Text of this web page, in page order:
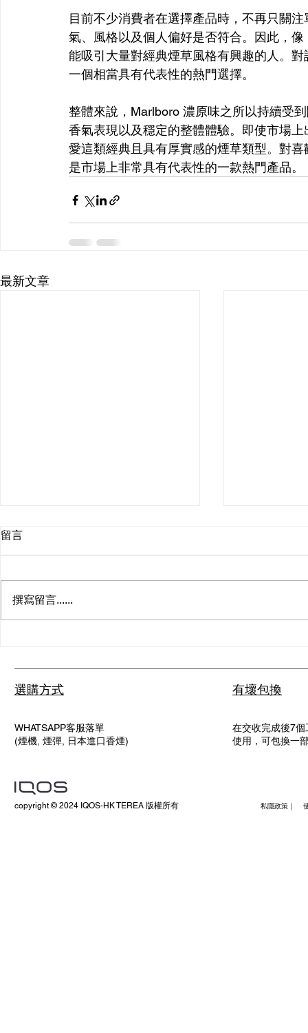
目前不少消費者在選擇產品時，不再只關
氣、風格以及個人偏好是否符合。因此，
能吸引大量對經典煙草風格有興趣的人。
一個相當具有代表性的熱門選擇。
整體來說，Marlboro 濃原味之所以持續受
香氣表現以及穩定的整體體驗。即使市場
愛這類經典且具有厚實感的煙草類型。對
是市場上非常具有代表性的一款熱門產品。
最新文章
留言
撰寫留言......
選購方式
WHATSAPP客服落單
(煙機, 煙彈, 日本進口香煙)
有壞包換
在交收完成後7
使用，可包換一
copyright © 2024 IQOS-HK TEREA 版權所有 私隱政策｜